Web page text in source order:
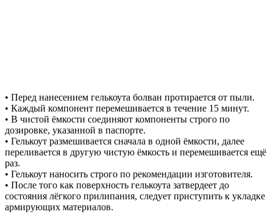
• Перед нанесением гелькоута болван протирается от пыли.
• Каждый компонент перемешивается в течение 15 минут.
• В чистой ёмкости соединяют компоненты строго по
дозировке, указанной в паспорте.
• Гелькоут размешивается сначала в одной ёмкости, далее
переливается в другую чистую ёмкость и перемешивается ещё
раз.
• Гелькоут наносить строго по рекомендации изготовителя.
• После того как поверхность гелькоута затвердеет до
состояния лёгкого прилипания, следует приступить к укладке
армирующих материалов.